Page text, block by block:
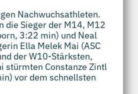
Nachwuchsathleten.
die Sieger der M14, M12
3:22 min) und Neal
Ella Melek Mai (ASC
der W10-Stärksten,
stürmten Constanze Zintl
vor dem schnellsten